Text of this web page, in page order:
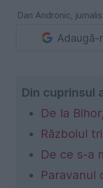
Dan Andronic,
Adaugă-
Din cuprinsul
De la
Războiul
De ce s-a
Paravanul